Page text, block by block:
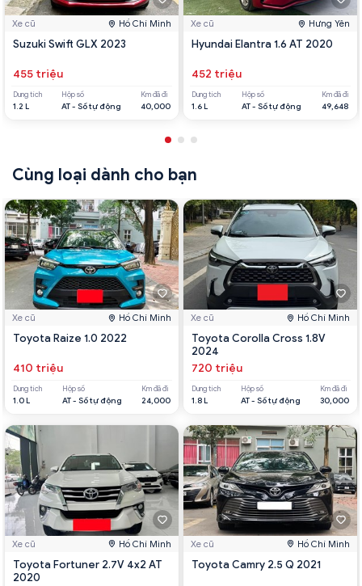
Xe cũ Hồ Chí Minh
Suzuki Swift GLX 2023
455 triệu
Dung tích
1.2 L
Hộp số
AT - Số tự động
Km đã đi
40,000
Xe cũ Hưng Yên
Hyundai Elantra 1.6 AT 2020
452 triệu
Dung tích
1.6 L
Hộp số
AT - Số tự động
Km đã đi
49,648
Cùng loại dành cho bạn
Xe cũ Hồ Chí Minh
Toyota Raize 1.0 2022
410 triệu
Dung tích
1.0 L
Hộp số
AT - Số tự động
Km đã đi
24,000
Xe cũ Hồ Chí Minh
Toyota Fortuner 2.7V 4x2 AT
2020
Xe cũ Hồ Chí Minh
Toyota Corolla Cross 1.8V
2024
720 triệu
Dung tích
1.8 L
Hộp số
AT - Số tự động
Km đã đi
30,000
Xe cũ Hồ Chí Minh
Toyota Camry 2.5 Q 2021